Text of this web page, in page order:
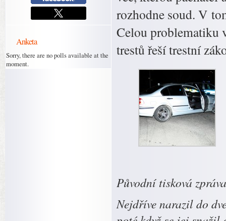
Anketa
Sorry, there are no polls available at the
moment.
rozhodne soud. V
Celou problematiku
trestů řeší trestní
Původní tisková
Nejdříve narazil do